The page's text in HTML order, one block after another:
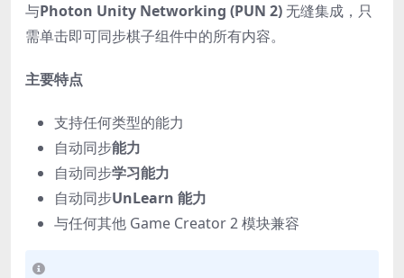
与Photon Unity Networking (PUN 2) 无缝集成，只
需单击即可同步棋子组件中的所有内容。
主要特点
支持任何类型的能力
自动同步能力
自动同步学习能力
自动同步UnLearn 能力
与任何其他 Game Creator 2 模块兼容